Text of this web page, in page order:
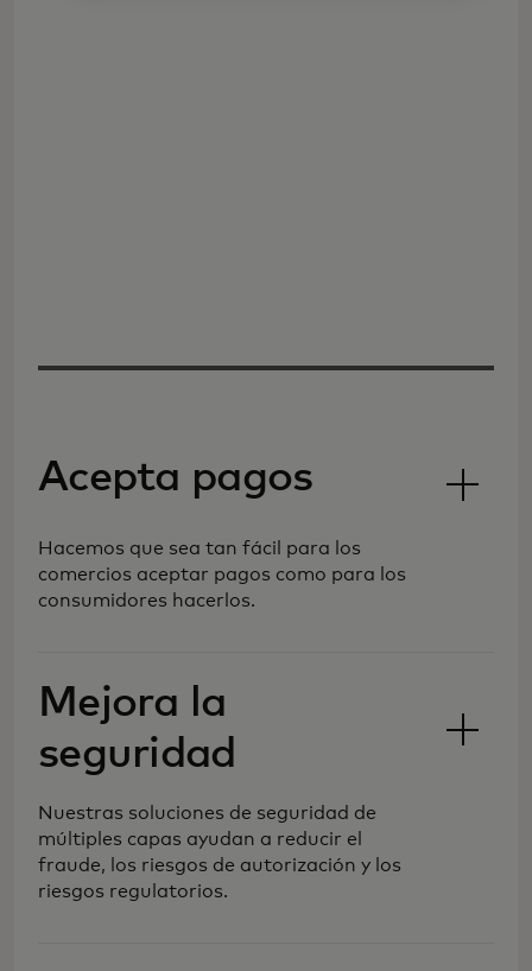
Acepta pagos
Hacemos que sea tan fácil para los
comercios aceptar pagos como para los
consumidores hacerlos.
Mejora la
seguridad
Nuestras soluciones de seguridad de
múltiples capas ayudan a reducir el
fraude, los riesgos de autorización y los
riesgos regulatorios.